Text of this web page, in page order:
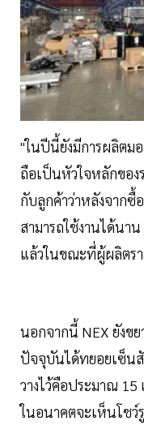
"ในปีนี้ยังมีการผลิตม
ถือเป็นหัวใจหลักของ
กับลูกค้าว่าหลังจาก
สามารถใช้งานได้นา
แล้วในขณะที่ผู้ผลิตรา
นอกจากนี้ NEX ยังข
ปัจจุบันได้ทยอยเซ็น
วางไว้คือประมาณ 15
ในอนาคตจะเห็นโชว์